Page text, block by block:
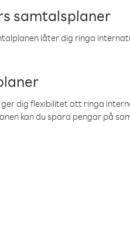
samtalsplaner
låter dig ringa
dig flexibilitet att ringa
kan du spara pengar på